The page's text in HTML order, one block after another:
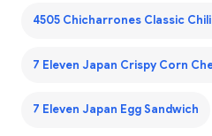
4505 Chicharrones Classic
7 Eleven Japan Crispy Corn
7 Eleven Japan Egg Sandwich